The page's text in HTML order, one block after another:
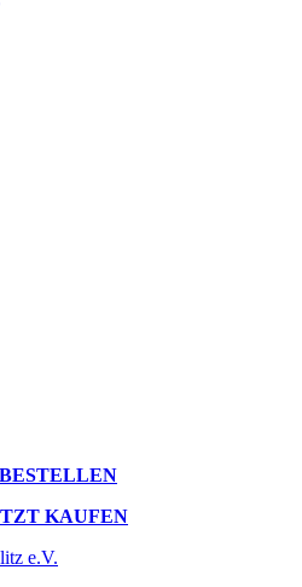
KAUFEN